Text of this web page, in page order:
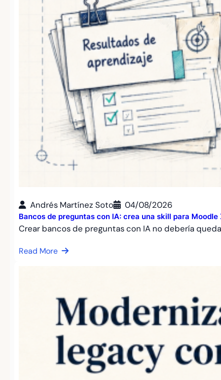
Andrés Martínez Soto 04/08/2026
Bancos de preguntas con IA: crea una skill para Moodle
Crear bancos de preguntas con IA no debería
Read More